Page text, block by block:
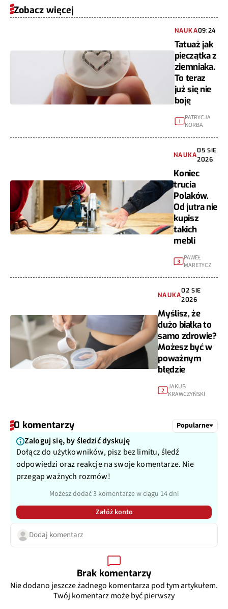
Zobacz więcej
NAUKA09:24
Tatuaż jak
pieczątka z
ziemniaka.
To teraz
już się nie
boję
1
PATRYCJA
KORBA
NAUKA
05 SIE
2026
Koniec
trucia
Polaków.
Od jutra nie
kupisz
takich
mebli
3
PAWEŁ
MARETYCZ
NAUKA
02 SIE
2026
Myślisz, że
dużo białka to
samo zdrowie?
Możesz być w
poważnym
błędzie
2 JAKUB
KRAWCZYŃSKI
0 komentarzy Popularne
Zaloguj się, by śledzić dyskuję
Dołącz do użytkowników, pisz bez limitu, śledź
odpowiedzi oraz reakcje na swoje komentarze. Nie
przegap ważnych rozmów!
Możesz dodać 3 komentarze w ciągu 14 dni
Załóż konto
Dodaj komentarz
Brak komentarzy
Nie dodano jeszcze żadnego komentarza pod tym artykułem.
Twój komentarz może być pierwszy